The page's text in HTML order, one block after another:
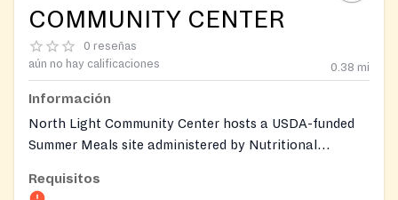
COMMUNITY CENTER
0 reseñas
aún no hay calificaciones
0.38 mi
Información
North Light Community Center hosts a USDA-funded
Summer Meals site administered by Nutritional
Philadelphia, providing free breakfast and lunch to all
Requisitos